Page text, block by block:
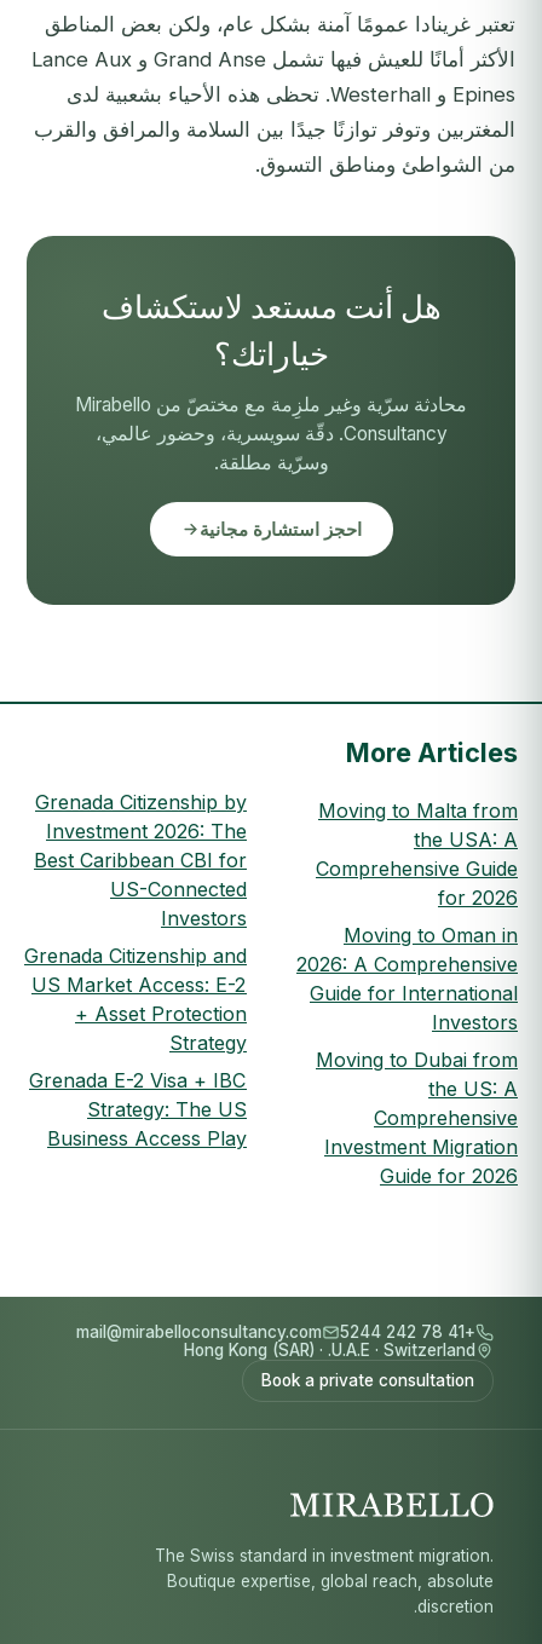
تعتبر غرينادا عمومًا آمنة بشكل عام، ولكن بعض المناطق
الأكثر أمانًا للعيش فيها تشمل Grand Anse و Lance Aux
Epines و Westerhall. تحظى هذه الأحياء بشعبية لدى
المغتربين وتوفر توازنًا جيدًا بين السلامة والمرافق والقرب
من الشواطئ ومناطق التسوق.
هل أنت مستعد لاستكشاف
خياراتك؟
محادثة سرّية وغير ملزِمة مع مختصّ من Mirabello
Consultancy. دقّة سويسرية، وحضور عالمي،
وسرّية مطلقة.
احجز استشارة مجانية
More Articles
Moving to Malta from
the USA: A
Comprehensive Guide
for 2026
Moving to Oman in
2026: A Comprehensive
Guide for International
Investors
Moving to Dubai from
the US: A
Comprehensive
Investment Migration
Guide for 2026
Grenada Citizenship by
Investment 2026: The
Best Caribbean CBI for
US-Connected
Investors
Grenada Citizenship and
US Market Access: E-2
+ Asset Protection
Strategy
Grenada E-2 Visa + IBC
Strategy: The US
Business Access Play
+41 78 242 5244
mail@mirabelloconsultancy.com
Switzerland
·
U.A.E.
·
Hong Kong (SAR)
Book a private consultation
The Swiss standard in investment migration.
Boutique expertise, global reach, absolute
discretion.